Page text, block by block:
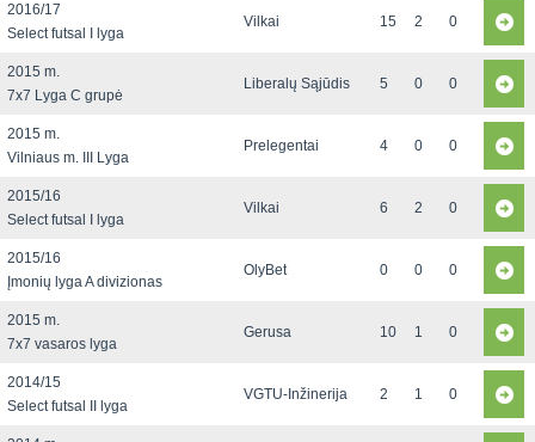
2016/17
Select futsal I lyga
Vilkai 15 2 0
2015 m.
7x7 Lyga C grupė
Liberalų Sąjūdis 5 0 0
2015 m.
Vilniaus m. III Lyga
Prelegentai 4 0 0
2015/16
Select futsal I lyga
Vilkai 6 2 0
2015/16
Įmonių lyga A divizionas
OlyBet 0 0 0
2015 m.
7x7 vasaros lyga
Gerusa 10 1 0
2014/15
Select futsal II lyga
VGTU-Inžinerija 2 1 0